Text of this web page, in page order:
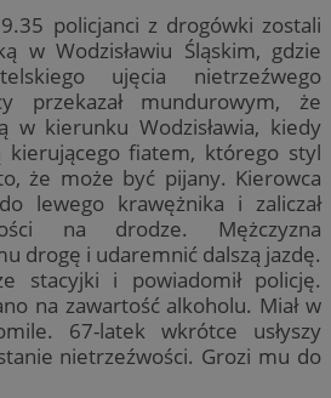
policjanci z drogówki zostali
w Wodzisławiu Śląskim, gdzie
ujęcia nietrzeźwego
przekazał mundurowym, że
w kierunku Wodzisławia, kiedy
kierującego fiatem, którego styl
że może być pijany. Kierowca
lewego krawężnika i zaliczał
na drodze. Mężczyzna
drogę i udaremnić dalszą jazdę.
stacyjki i powiadomił policję.
na zawartość alkoholu. Miał w
67-latek wkrótce usłyszy
nietrzeźwości. Grozi mu do